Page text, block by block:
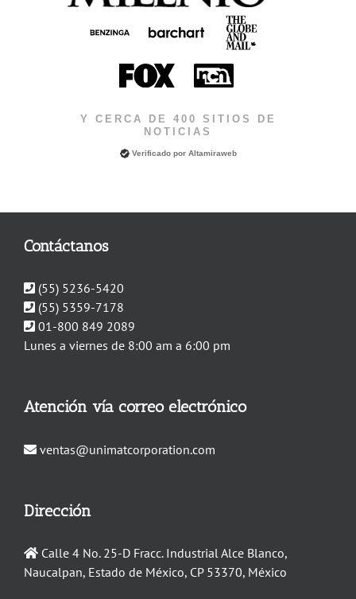
Y CERCA DE 400 SITIOS DE
NOTICIAS
Verificado por Altamiraweb
Contáctanos
(55) 5236-5420
(55) 5359-7178
01-800 849 2089
Lunes a viernes de 8:00 am a 6:00 pm
Atención vía correo electrónico
ventas@unimatcorporation.com
Dirección
Calle 4 No. 25-D Fracc. Industrial Alce Blanco,
Naucalpan, Estado de México, CP 53370, México